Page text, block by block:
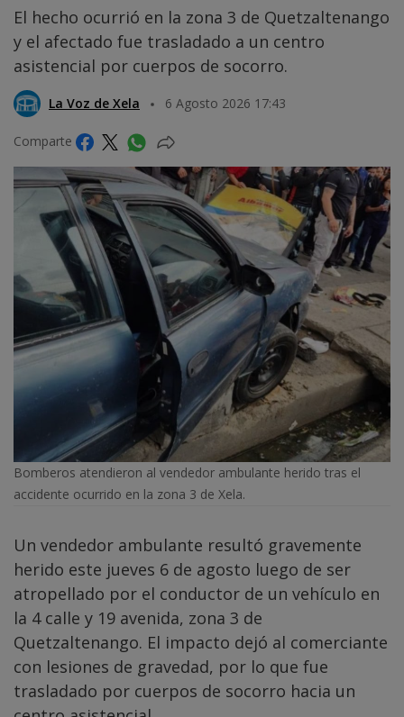
El hecho ocurrió en la zona 3 de Quetzaltenango
y el afectado fue trasladado a un centro
asistencial por cuerpos de socorro.
La Voz de Xela 6 Agosto 2026 17:43
Comparte
Bomberos atendieron al vendedor ambulante herido tras el
accidente ocurrido en la zona 3 de Xela.
Un vendedor ambulante resultó gravemente
herido este jueves 6 de agosto luego de ser
atropellado por el conductor de un vehículo en
la 4 calle y 19 avenida, zona 3 de
Quetzaltenango. El impacto dejó al comerciante
con lesiones de gravedad, por lo que fue
trasladado por cuerpos de socorro hacia un